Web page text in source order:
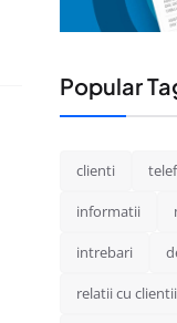
Popular
clienti
informatii
intrebari
relatii cu